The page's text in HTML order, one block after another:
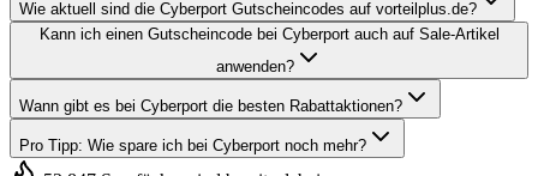
Wie aktuell sind die Cyberport Gutscheincodes auf vorteilplus.de?
Kann ich einen Gutscheincode bei Cyberport auch auf Sale-Artikel
anwenden?
Wann gibt es bei Cyberport die besten Rabattaktionen?
Pro Tipp: Wie spare ich bei Cyberport noch mehr?